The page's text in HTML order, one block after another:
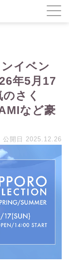
イベン
年5月17
さく
など豪
公開日 2025.12.26